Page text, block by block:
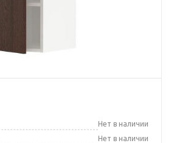
Нет в наличии
Нет в наличии